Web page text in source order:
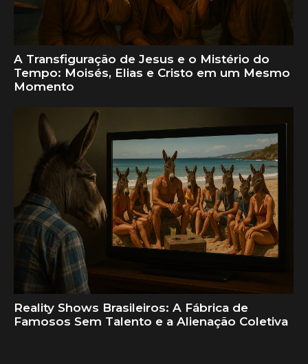
A Transfiguração de Jesus e o Mistério do
Tempo: Moisés, Elias e Cristo em um Mesmo
Momento
Reality Shows Brasileiros: A Fábrica de
Famosos Sem Talento e a Alienação Coletiva